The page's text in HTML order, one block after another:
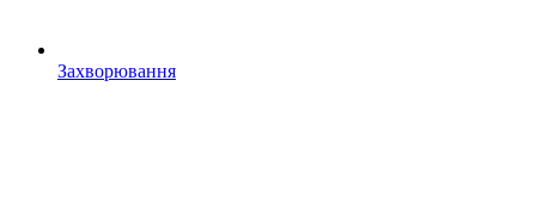
Захворювання